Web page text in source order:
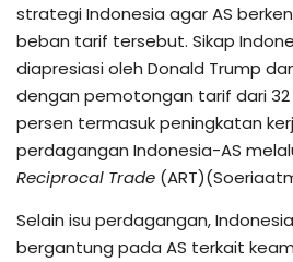
strategi Indonesia agar AS
beban tarif tersebut. Sikap
diapresiasi oleh Donald Trump
dengan pemotongan tarif dari 32
persen termasuk peningkatan
perdagangan Indonesia-AS
Reciprocal Trade
Selain isu perdagangan,
bergantung pada AS terkait